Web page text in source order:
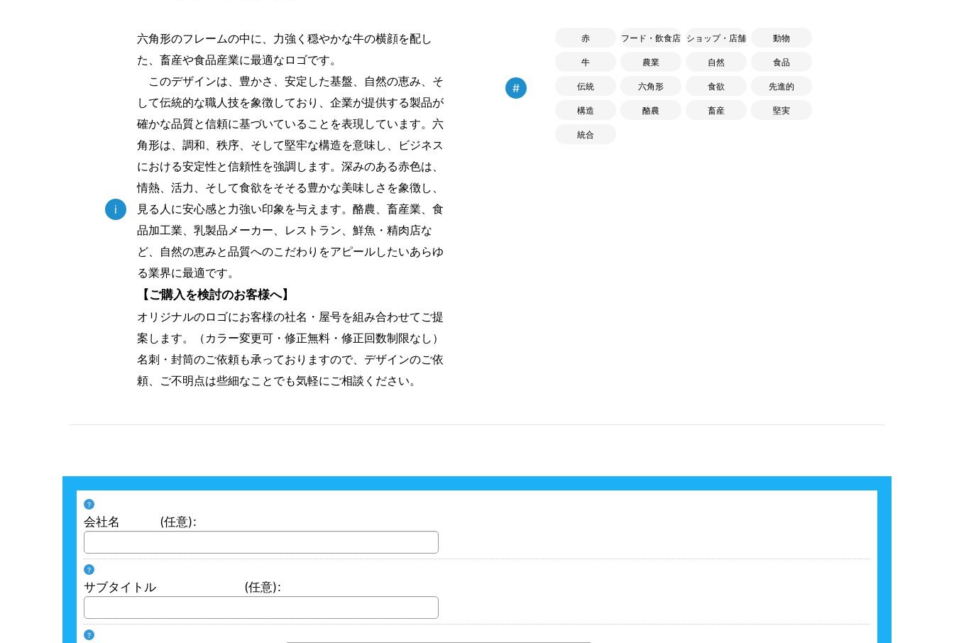
i
六角形のフレームの中に、力強く穏やかな牛の横顔を配し
た、畜産や食品産業に最適なロゴです。
このデザインは、豊かさ、安定した基盤、自然の恵み、そ
して伝統的な職人技を象徴しており、企業が提供する製品が
確かな品質と信頼に基づいていることを表現しています。六
角形は、調和、秩序、そして堅牢な構造を意味し、ビジネス
における安定性と信頼性を強調します。深みのある赤色は、
情熱、活力、そして食欲をそそる豊かな美味しさを象徴し、
見る人に安心感と力強い印象を与えます。酪農、畜産業、食
品加工業、乳製品メーカー、レストラン、鮮魚・精肉店な
ど、自然の恵みと品質へのこだわりをアピールしたいあらゆ
る業界に最適です。
【ご購入を検討のお客様へ】
オリジナルのロゴにお客様の社名・屋号を組み合わせてご提
案します。（カラー変更可・修正無料・修正回数制限なし）
名刺・封筒のご依頼も承っておりますので、デザインのご依
頼、ご不明点は些細なことでも気軽にご相談ください。
#
赤 フード・飲食店 ショップ・店舗 動物
牛 農業 自然 食品
伝統 六角形 食欲 先進的
構造 酪農 畜産 堅実
統合
?
会社名 (任意):
?
サブタイトル (任意):
?